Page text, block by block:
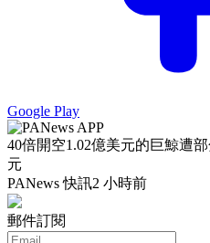
Google Play
40倍開空1.02億美元的巨鯨遭
元
PANews 快訊2 小時前
郵件訂閱